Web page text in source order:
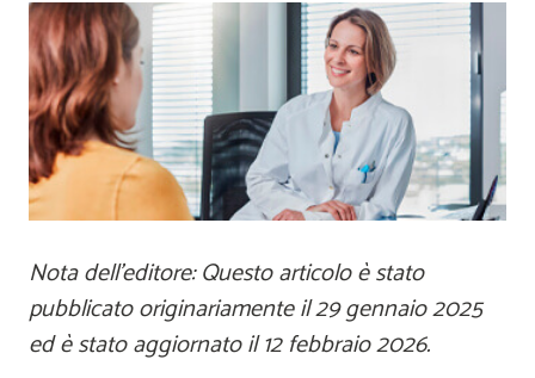
Nota dell'editore: Questo articolo è stato
pubblicato originariamente il 29 gennaio 2025
ed è stato aggiornato il 12 febbraio 2026.